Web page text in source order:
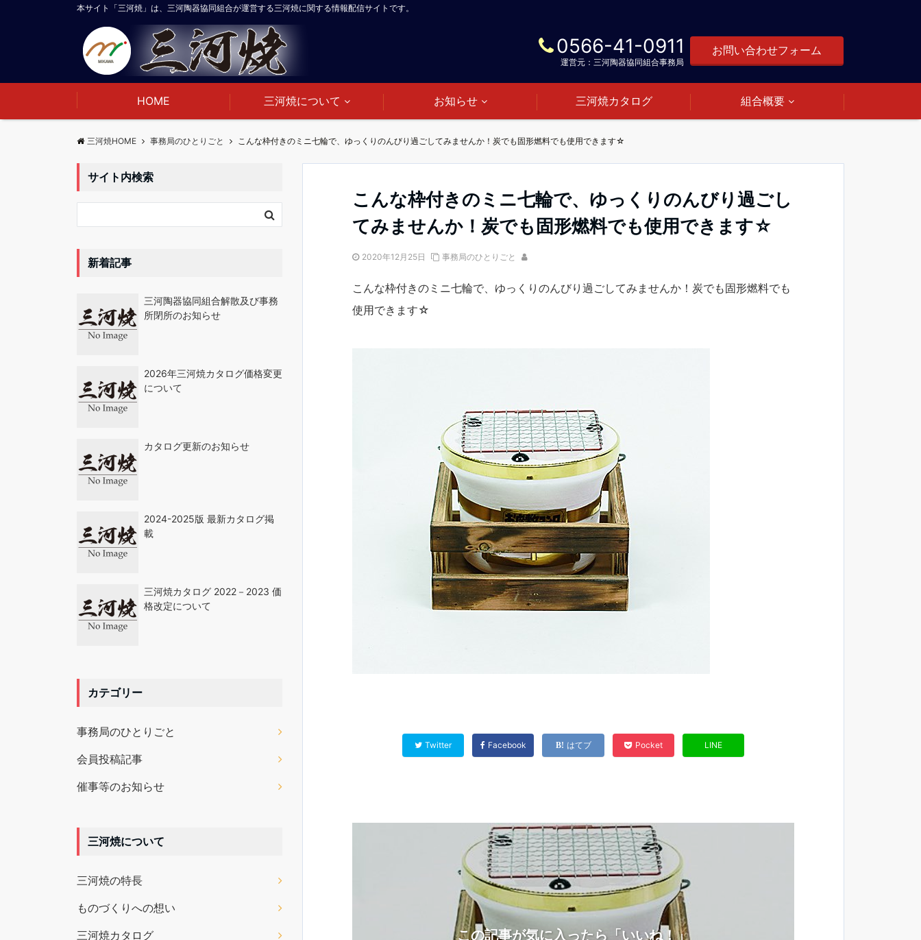
本サイト「三河焼」は、三河陶器協同組合が運営する三河焼に関する情報配信サイトです。
0566-41-0911
運営元：三河陶器協同組合事務局
お問い合わせフォーム
HOME 三河焼について お知らせ 三河焼カタログ 組合概要
三河焼HOME 事務局のひとりごと こんな枠付きのミニ七輪で、ゆっくりのんびり過ごしてみませんか！炭でも固形燃料でも使用できます☆
こんな枠付きのミニ七輪で、ゆっくりのんびり過ごし
てみませんか！炭でも固形燃料でも使用できます☆
2020年12月25日 事務局のひとりごと
こんな枠付きのミニ七輪で、ゆっくりのんびり過ごしてみませんか！炭でも固形燃料でも
使用できます☆
Twitter Facebook はてブ Pocket LINE
この記事が気に入ったら「いいね！」
サイト内検索
新着記事
三河陶器協同組合解散及び事務
所閉所のお知らせ
2026年三河焼カタログ価格変更
について
カタログ更新のお知らせ
2024-2025版 最新カタログ掲
載
三河焼カタログ 2022－2023 価
格改定について
カテゴリー
事務局のひとりごと
会員投稿記事
催事等のお知らせ
三河焼について
三河焼の特長
ものづくりへの想い
三河焼カタログ